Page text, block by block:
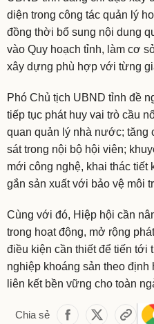
diện trong công tác quản lý
đồng thời bổ sung nội dung
vào Quy hoạch tỉnh, làm cơ
xây dựng phù hợp với từng
Phó Chủ tịch UBND tỉnh đề
tiếp tục phát huy vai trò cầu
quan quản lý nhà nước; tăng
sát trong nội bộ hội viên;
mới công nghệ, khai thác tiết
gắn sản xuất với bảo vệ môi
Cùng với đó, Hiệp hội cần
trong hoạt động, mở rộng
điều kiện cần thiết để tiến tới
nghiệp khoáng sản theo
liên kết bền vững cho toàn
Chia sẻ